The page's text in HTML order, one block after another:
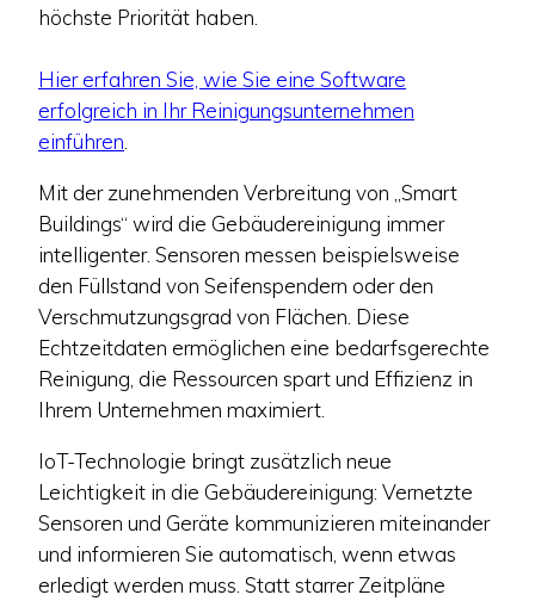
höchste Priorität haben.
Hier erfahren Sie, wie Sie eine Software
erfolgreich in Ihr Reinigungsunternehmen
einführen
Mit der zunehmenden Verbreitung von „Smart
Buildings“ wird die Gebäudereinigung immer
intelligenter. Sensoren messen beispielsweise
den Füllstand von Seifenspendern oder den
Verschmutzungsgrad von Flächen. Diese
Echtzeitdaten ermöglichen eine bedarfsgerechte
Reinigung, die Ressourcen spart und Effizienz in
Ihrem Unternehmen maximiert.
IoT-Technologie bringt zusätzlich neue
Leichtigkeit in die Gebäudereinigung: Vernetzte
Sensoren und Geräte kommunizieren miteinander
und informieren Sie automatisch, wenn etwas
erledigt werden muss. Statt starrer Zeitpläne